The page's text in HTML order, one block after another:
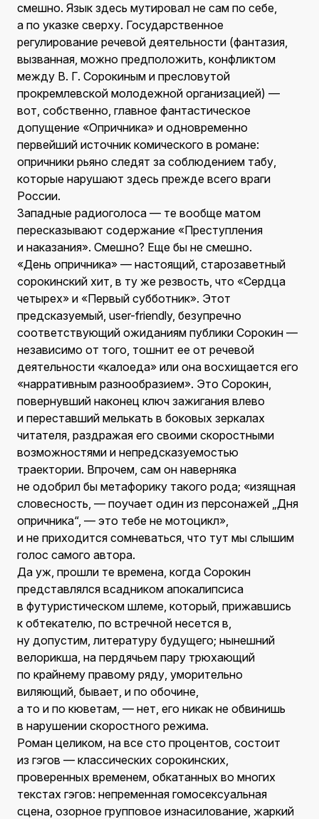
смешно. Язык здесь мутировал не сам по себе,
а по указке сверху. Государственное
регулирование речевой деятельности (фантазия,
вызванная, можно предположить, конфликтом
между В. Г. Сорокиным и пресловутой
прокремлевской молодежной организацией) —
вот, собственно, главное фантастическое
допущение «Опричника» и одновременно
первейший источник комического в романе:
опричники рьяно следят за соблюдением табу,
которые нарушают здесь прежде всего враги
России.
Западные радиоголоса — те вообще матом
пересказывают содержание «Преступления
и наказания». Смешно? Еще бы не смешно.
«День опричника» — настоящий, старозаветный
сорокинский хит, в ту же резвость, что «Сердца
четырех» и «Первый субботник». Этот
предсказуемый, user-friendly, безупречно
соответствующий ожиданиям публики Сорокин —
независимо от того, тошнит ее от речевой
деятельности «калоеда» или она восхищается его
«нарративным разнообразием». Это Сорокин,
повернувший наконец ключ зажигания влево
и переставший мелькать в боковых зеркалах
читателя, раздражая его своими скоростными
возможностями и непредсказуемостью
траектории. Впрочем, сам он наверняка
не одобрил бы метафорику такого рода; «изящная
словесность, — поучает один из персонажей „Дня
опричника“, — это тебе не мотоцикл»,
и не приходится сомневаться, что тут мы слышим
голос самого автора.
Да уж, прошли те времена, когда Сорокин
представлялся всадником апокалипсиса
в футуристическом шлеме, который, прижавшись
к обтекателю, по встречной несется в,
ну допустим, литературу будущего; нынешний
велорикша, на пердячьем пару трюхающий
по крайнему правому ряду, уморительно
виляющий, бывает, и по обочине,
а то и по кюветам, — нет, его никак не обвинишь
в нарушении скоростного режима.
Роман целиком, на все сто процентов, состоит
из гэгов — классических сорокинских,
проверенных временем, обкатанных во многих
текстах гэгов: непременная гомосексуальная
сцена, озорное групповое изнасилование, жаркий